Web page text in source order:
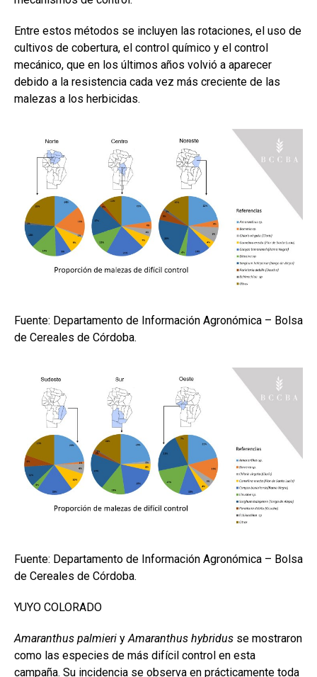
Entre estos métodos se incluyen las rotaciones, el uso de
cultivos de cobertura, el control químico y el control
mecánico, que en los últimos años volvió a aparecer
debido a la resistencia cada vez más creciente de las
malezas a los herbicidas.
Fuente: Departamento de Información Agronómica – Bolsa
de Cereales de Córdoba.
Fuente: Departamento de Información Agronómica – Bolsa
de Cereales de Córdoba.
YUYO COLORADO
Amaranthus palmieri yAmaranthus hybridus se mostraron
como las especies de más difícil control en esta
campaña. Su incidencia se observa en prácticamente toda